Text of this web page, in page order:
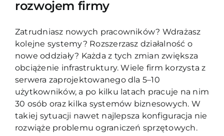
rozwojem firmy
Zatrudniasz nowych pracowników? Wdrażasz
kolejne systemy? Rozszerzasz działalność o
nowe oddziały? Każda z tych zmian zwiększa
obciążenie infrastruktury. Wiele firm korzysta z
serwera zaprojektowanego dla 5–10
użytkowników, a po kilku latach pracuje na nim
30 osób oraz kilka systemów biznesowych. W
takiej sytuacji nawet najlepsza konfiguracja nie
rozwiąże problemu ograniczeń sprzętowych.